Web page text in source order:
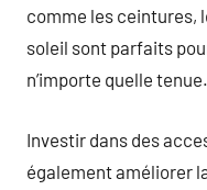
comme les ceintures,
soleil sont parfaits
n’importe quelle tenue.
Investir dans des
également améliorer